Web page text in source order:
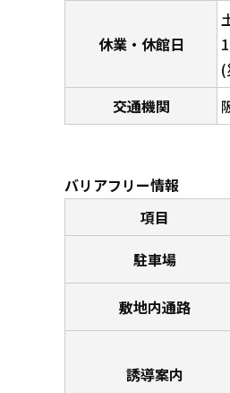
休業・休館日
交通機関
バリアフリー情報
項目
駐車場
敷地内通路
誘導案内